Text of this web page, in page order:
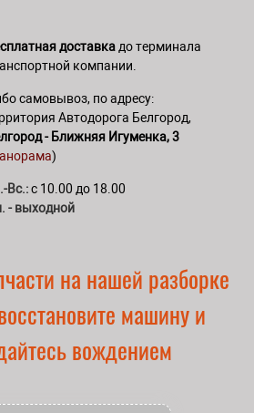
доставка до терминала
компании.
самовывоз, по адресу:
Автодорога Белгород,
- Ближняя Игуменка, 3
)
Вс.:с 10.00 до 18.00
- выходной
на нашей разборке
машину и
вождением